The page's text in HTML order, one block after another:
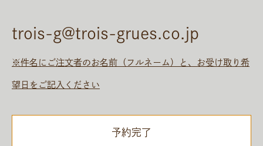
trois-g@trois-grues.co.jp
※件名にご注文者のお名前（フルネーム）と、お受け取り希
望日をご記入ください
予約完了